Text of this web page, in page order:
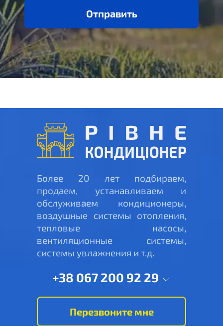
Отправить
Более 20 лет подбираем,
продаем, устанавливаем и
обслуживаем кондиционеры,
воздушные системы отопления,
тепловые насосы,
вентиляционные системы,
системы увлажнения и т.д.
+38 067 200 92 29
Перезвоните мне